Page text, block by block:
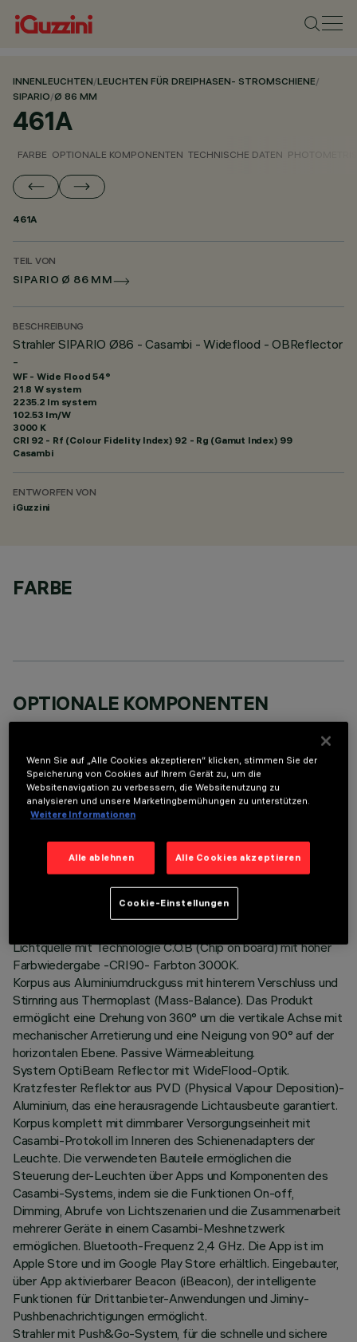
INNENLEUCHTEN/LEUCHTEN FÜR DREIPHASEN- STROMSCHIENE/
SIPARIO/Ø 86 MM
461A
FARBE OPTIONALE KOMPONENTEN TECHNISCHE DATEN
461A
TEIL VON
SIPARIO Ø 86 MM
BESCHREIBUNG
Strahler SIPARIO Ø86 - Casambi - Wideflood - OBReflector
-
WF - Wide Flood 54°
21.8 W system
2235.2 lm system
102.53 lm/W
3000 K
CRI 92 - Rf (Colour Fidelity Index) 92 - Rg (Gamut Index) 99
Casambi
ENTWORFEN VON
iGuzzini
FARBE
OPTIONALE KOMPONENTEN
TECHNISCHE DATEN
LETZTES UPDATE: 06.08.2026
Ausrichtbarer Strahler Ø86 mit Adapter zum Einbau an einer
Lichtquelle mit Technologie C.O.B (Chip on board) mit hoher
Farbwiedergabe -CRI90- Farbton 3000K.
Korpus aus Aluminiumdruckguss mit hinterem Verschluss und
Stirnring aus Thermoplast (Mass-Balance). Das Produkt
ermöglicht eine Drehung von 360° um die vertikale Achse mit
mechanischer Arretierung und eine Neigung von 90° auf der
horizontalen Ebene. Passive Wärmeableitung.
System OptiBeam Reflector mit WideFlood-Optik.
Kratzfester Reflektor aus PVD (Physical Vapour Deposition)-
Aluminium, das eine herausragende Lichtausbeute garantiert.
Korpus komplett mit dimmbarer Versorgungseinheit mit
Casambi-Protokoll im Inneren des Schienenadapters der
Leuchte. Die verwendeten Bauteile ermöglichen die
Steuerung der-Leuchten über Apps und Komponenten des
Casambi-Systems, indem sie die Funktionen On-off,
Dimming, Abrufe von Lichtszenarien und die Zusammenarbeit
mehrerer Geräte in einem Casambi-Meshnetzwerk
ermöglichen. Bluetooth-Frequenz 2,4 GHz. Die App ist im
Apple Store und im Google Play Store erhältlich. Eingebauter,
über App aktivierbarer Beacon (iBeacon), der intelligente
Funktionen für Drittanbieter-Anwendungen und Jiminy-
Pushbenachrichtigungen ermöglicht.
Strahler mit Push&Go-System, für die schnelle und sichere
Wenn Sie auf „Alle Cookies akzeptieren“ klicken, stimmen Sie der
Speicherung von Cookies auf Ihrem Gerät zu, um die
Websitenavigation zu verbessern, die Websitenutzung zu
analysieren und unsere Marketingbemühungen zu unterstützen.
Weitere Informationen
Alle ablehnen Alle Cookies akzeptieren
Cookie-Einstellungen